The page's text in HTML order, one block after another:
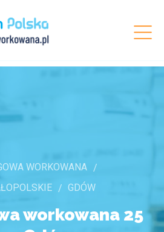
WORKOWANA
GDÓW
workowana 25